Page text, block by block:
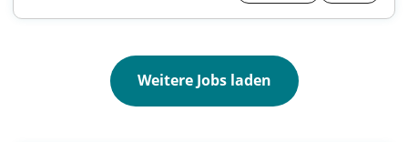
Weitere Jobs laden